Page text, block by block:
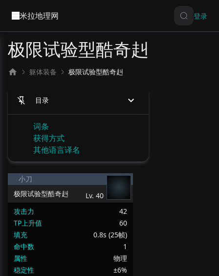
米拉地理网 登录
极限试验型酷奇赳
躯体装备 极限试验型酷奇赳
目录
词条
获得方式
其他语言译名
小刀
极限试验型酷奇赳
Lv. 40
攻击力
42
TP上升值
60
填充
0.8s (25帧)
命中数
1
属性
物理
稳定性
±6%